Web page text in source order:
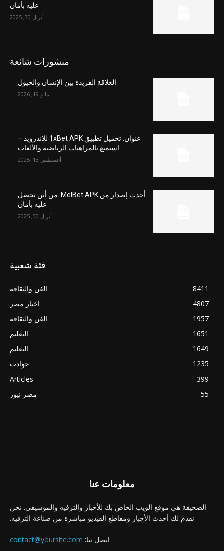
عليه بأمان
أبريل 30, 2025
منشورات شائعة
العلاقة الفريدة بين الإنسان والخيول
مايو 19, 2026
عنوان: تحميل تطبيق 1xBet APK للاندرويد –
استمتع بالمراهنات الرياضية والألعاب
أغسطس 13, 2025
أحدث إصدار من MelBet APK: من أين تحصل
عليه بأمان
أبريل 30, 2025
فئة شعبية
الفن والثقافة
8411
اخبار مصر
4807
الفن والثقافة
1957
التعليم
1651
التعليم
1649
حوادث
1235
Articles
399
مصر نيوز
55
معلومات عنا
الصحيفة هي موقع الويب الخاص بك للأخبار والترفيه والموسيقى. نحن
نقدم لك أحدث الأخبار ومقاطع الفيديو مباشرة من صناعة الترفيه.
اتصل بنا: contact@yoursite.com